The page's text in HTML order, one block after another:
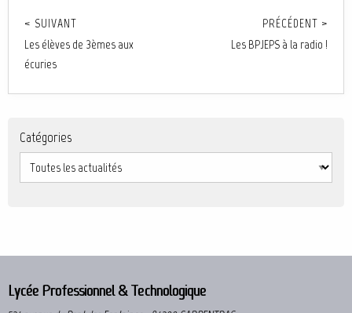
< SUIVANT
Les élèves de 3èmes aux
écuries
PRÉCÉDENT >
Les BPJEPS à la radio !
Catégories
Lycée Professionnel & Technologique